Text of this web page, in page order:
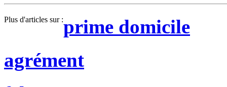
Plus d'articles sur :prime domicile
agrément